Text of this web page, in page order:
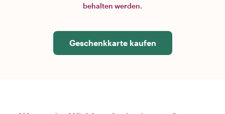
behalten werden.
Geschenkkarte kaufen